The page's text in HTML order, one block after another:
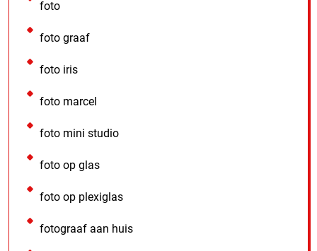
foto
foto graaf
foto iris
foto marcel
foto mini studio
foto op glas
foto op plexiglas
fotograaf aan huis